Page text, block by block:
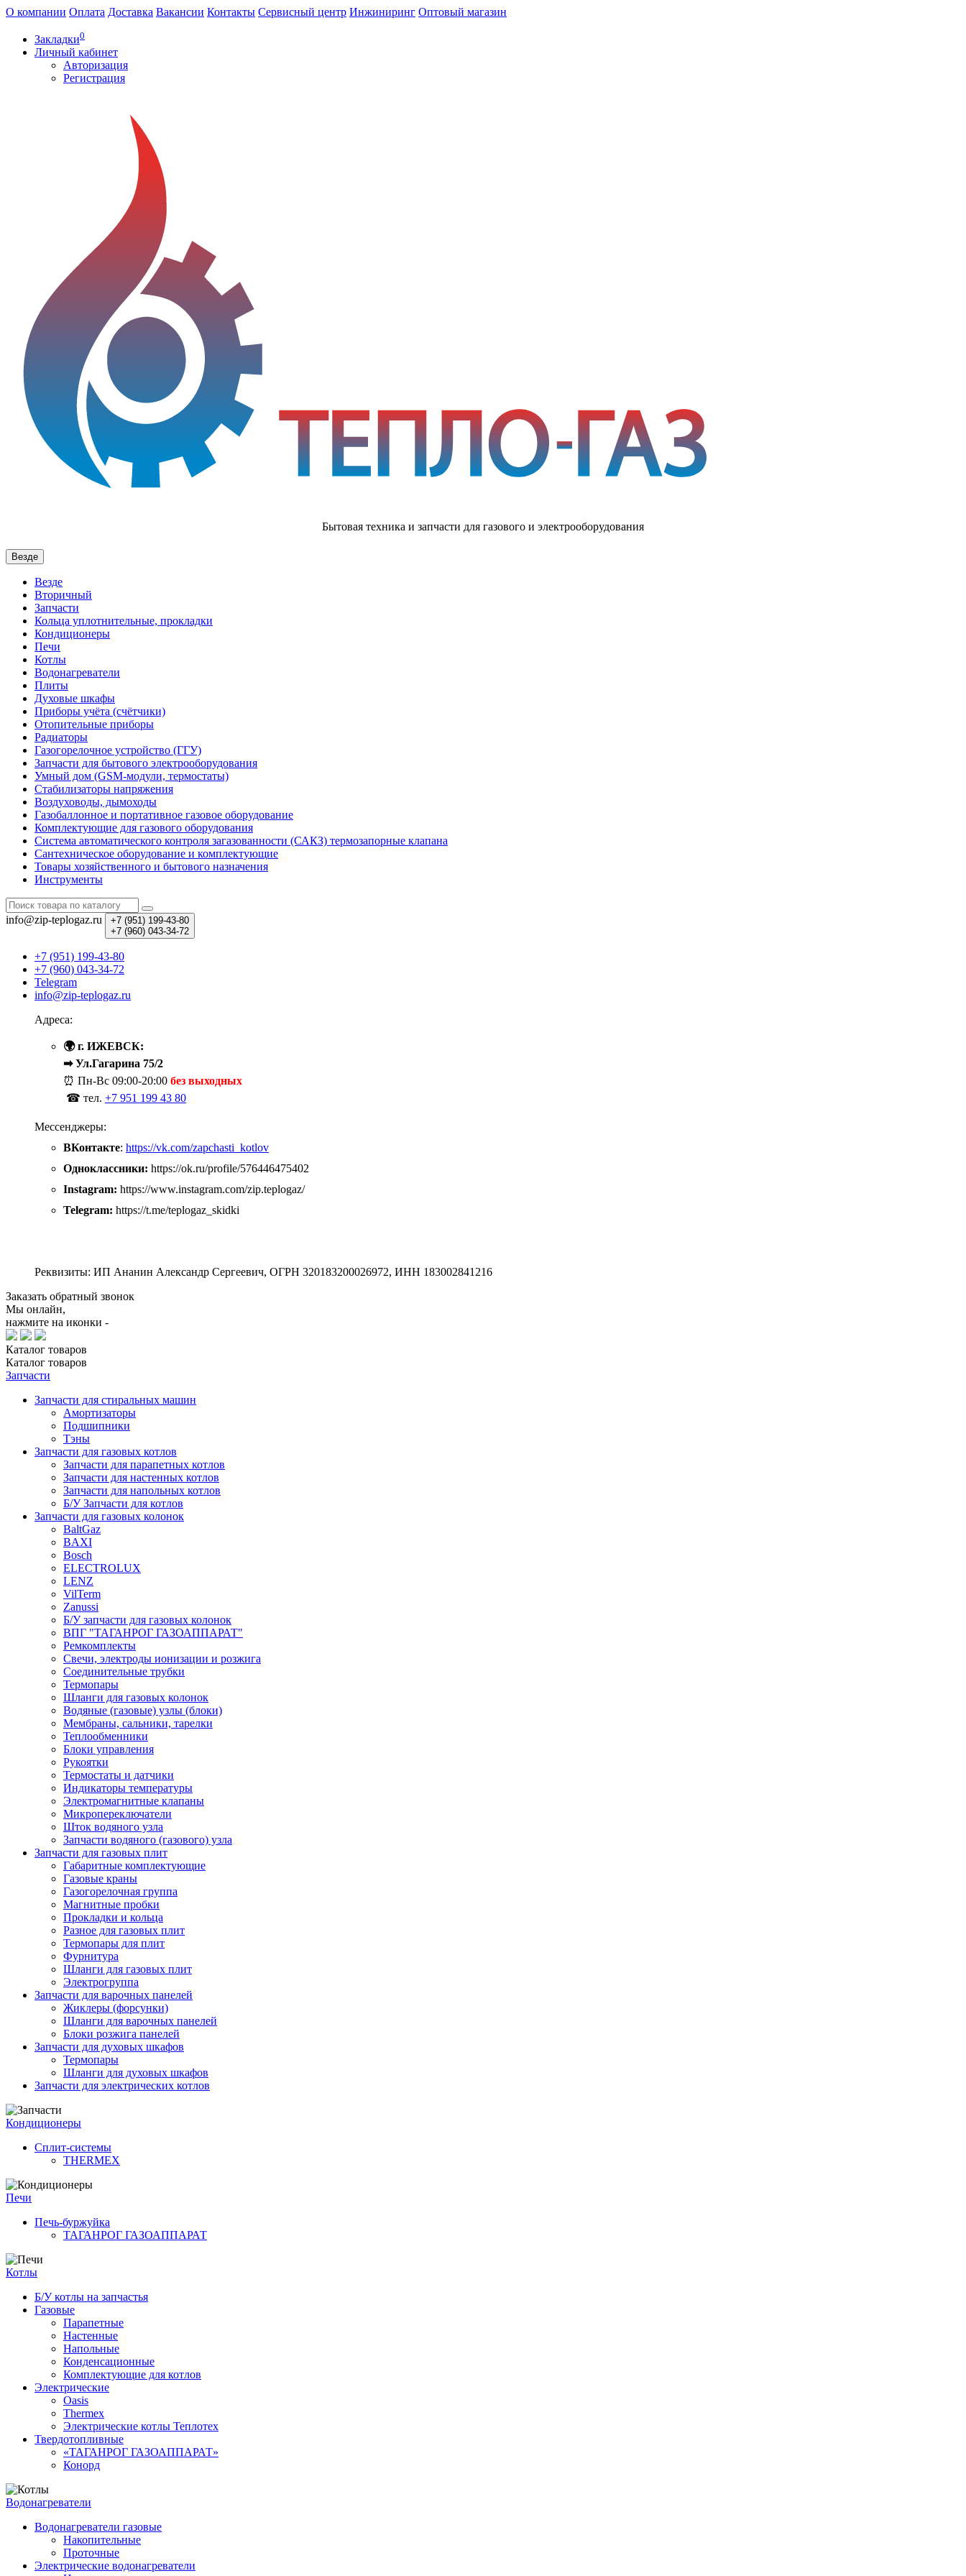
О компании Оплата Доставка Вакансии Контакты Сервисный центр Инжиниринг Оптовый магазин
Закладки0
Личный кабинет
Авторизация
Регистрация
Бытовая техника и запчасти для газового и электрооборудования
Везде
Везде
Вторичный
Запчасти
Кольца уплотнительные, прокладки
Кондиционеры
Печи
Котлы
Водонагреватели
Плиты
Духовые шкафы
Приборы учёта (счётчики)
Отопительные приборы
Радиаторы
Газогорелочное устройство (ГГУ)
Запчасти для бытового электрооборудования
Умный дом (GSM-модули, термостаты)
Cтабилизаторы напряжения
Воздуховоды, дымоходы
Газобаллонное и портативное газовое оборудование
Комплектующие для газового оборудования
Система автоматического контроля загазованности (САКЗ) термозапорные клапана
Сантехническое оборудование и комплектующие
Товары хозяйственного и бытового назначения
Инструменты
info@zip-teplogaz.ru +7 (951) 199-43-80
+7 (960) 043-34-72
+7 (951) 199-43-80
+7 (960) 043-34-72
Telegram
info@zip-teplogaz.ru
Адреса:
🌍 г. ИЖЕВСК:
➡ Ул.Гагарина 75/2
⏰ Пн-Вс 09:00-20:00 без выходных
☎ тел. +7 951 199 43 80
Мессенджеры:
ВКонтакте: https://vk.com/zapchasti_kotlov
Одноклассники: https://ok.ru/profile/576446475402
Instagram: https://www.instagram.com/zip.teplogaz/
Telegram: https://t.me/teplogaz_skidki
Реквизиты: ИП Ананин Александр Сергеевич, ОГРН 320183200026972, ИНН 183002841216
Заказать обратный звонок
Мы онлайн,
нажмите на иконки -
Каталог товаров
Каталог товаров
Запчасти
Запчасти для стиральных машин
Амортизаторы
Подшипники
Тэны
Запчасти для газовых котлов
Запчасти для парапетных котлов
Запчасти для настенных котлов
Запчасти для напольных котлов
Б/У Запчасти для котлов
Запчасти для газовых колонок
BaltGaz
BAXI
Bosch
ELECTROLUX
LENZ
VilTerm
Zanussi
Б/У запчасти для газовых колонок
ВПГ "ТАГАНРОГ ГАЗОАППАРАТ"
Ремкомплекты
Свечи, электроды ионизации и розжига
Соединительные трубки
Термопары
Шланги для газовых колонок
Водяные (газовые) узлы (блоки)
Мембраны, сальники, тарелки
Теплообменники
Блоки управления
Рукоятки
Термостаты и датчики
Индикаторы температуры
Электромагнитные клапаны
Микропереключатели
Шток водяного узла
Запчасти водяного (газового) узла
Запчасти для газовых плит
Габаритные комплектующие
Газовые краны
Газогорелочная группа
Магнитные пробки
Прокладки и кольца
Разное для газовых плит
Термопары для плит
Фурнитура
Шланги для газовых плит
Электрогруппа
Запчасти для варочных панелей
Жиклеры (форсунки)
Шланги для варочных панелей
Блоки розжига панелей
Запчасти для духовых шкафов
Термопары
Шланги для духовых шкафов
Запчасти для электрических котлов
Кондиционеры
Сплит-системы
THERMEX
Печи
Печь-буржуйка
ТАГАНРОГ ГАЗОАППАРАТ
Котлы
Б/У котлы на запчастья
Газовые
Парапетные
Настенные
Напольные
Конденсационные
Комплектующие для котлов
Электрические
Oasis
Thermex
Электрические котлы Теплотех
Твердотопливные
«ТАГАНРОГ ГАЗОАППАРАТ»
Конорд
Водонагреватели
Водонагреватели газовые
Накопительные
Проточные
Электрические водонагреватели